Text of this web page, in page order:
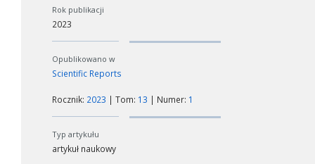
Rok publikacji
2023
Opublikowano w
Scientific Reports
Rocznik: 2023 | Tom: 13 | Numer: 1
Typ artykułu
artykuł naukowy